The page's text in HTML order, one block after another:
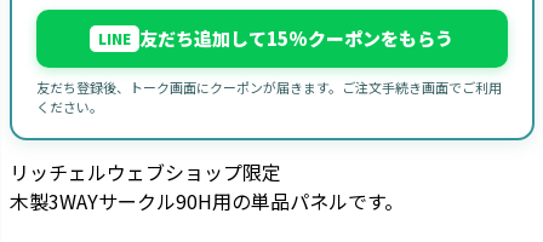
LINE 友だち追加して15%クーポンをもらう
友だち登録後、トーク画面にクーポンが届きます。ご注文手続き画面でご利用
ください。
リッチェルウェブショップ限定
木製3WAYサークル90H用の単品パネルです。